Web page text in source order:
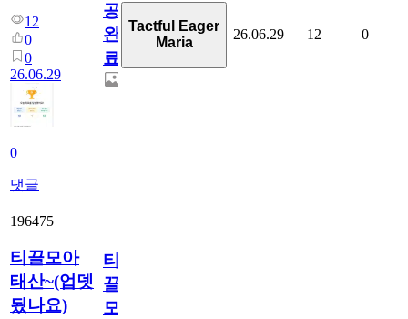
12
0
0
26.06.29
0
댓글
공
완
료
Tactful Eager
Maria
26.06.29 12 0
196475
티끌모아
태산~(업뎃
됬나요)
티
끌
모